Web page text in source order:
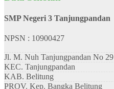
SMP Negeri 3 Tanjungpandan
NPSN : 10900427
Jl. M. Nuh Tanjungpandan No 29
KEC. Tanjungpandan
KAB. Belitung
PROV. Kep. Bangka Belitung